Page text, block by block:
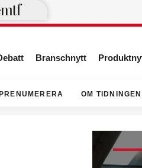
Branschnytt
PRENUMERERA OM TIDNINGEN